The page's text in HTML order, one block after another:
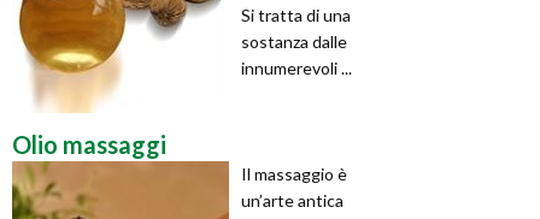
Si tratta di una
sostanza dalle
innumerevoli ...
Olio massaggi
Il massaggio è
un’arte antica